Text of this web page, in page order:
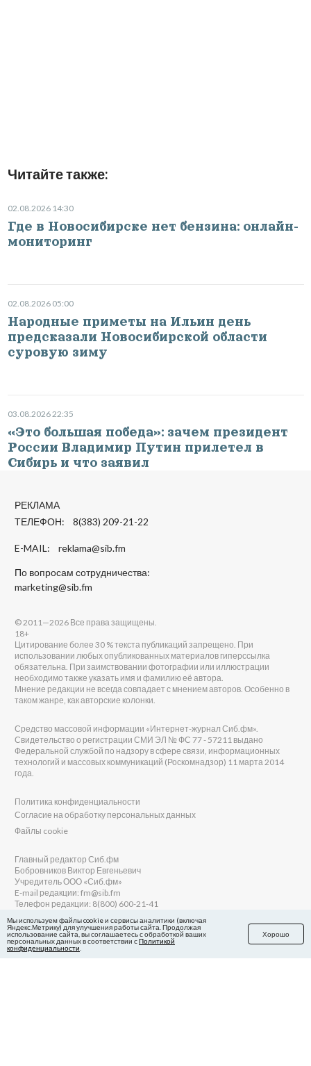
Читайте также:
02.08.2026 14:30
Где в Новосибирске нет бензина: онлайн-
мониторинг
02.08.2026 05:00
Народные приметы на Ильин день
предсказали Новосибирской области
суровую зиму
03.08.2026 22:35
«Это большая победа»: зачем президент
России Владимир Путин прилетел в
Сибирь и что заявил
РЕКЛАМА
ТЕЛЕФОН: 8(383) 209-21-22
E-MAIL: reklama@sib.fm
По вопросам сотрудничества:
marketing@sib.fm
© 2011—2026 Все права защищены.
18+
Цитирование более 30 % текста публикаций запрещено. При
использовании любых опубликованных материалов гиперссылка
обязательна. При заимствовании фотографии или иллюстрации
необходимо также указать имя и фамилию её автора.
Мнение редакции не всегда совпадает с мнением авторов. Особенно в
таком жанре, как авторские колонки.
Средство массовой информации «Интернет-журнал Сиб.фм».
Свидетельство о регистрации СМИ ЭЛ № ФС 77 - 57211 выдано
Федеральной службой по надзору в сфере связи, информационных
технологий и массовых коммуникаций (Роскомнадзор) 11 марта 2014
года.
Политика конфиденциальности
Согласие на обработку персональных данных
Файлы cookie
Главный редактор Сиб.фм
Бобровников Виктор Евгеньевич
Учредитель ООО «Сиб.фм»
E-mail редакции: fm@sib.fm
Телефон редакции: 8(800) 600-21-41
Сайт разработан и поддерживается Технодзен
Мы используем файлы cookie и сервисы аналитики (включая
Яндекс.Метрику) для улучшения работы сайта. Продолжая
использование сайта, вы соглашаетесь с обработкой ваших
персональных данных в соответствии сПолитикой
конфиденциальности
Хорошо